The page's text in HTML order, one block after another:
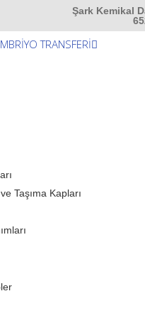
Şark Kemikal
TRANSFERİ
Taşıma Kapları